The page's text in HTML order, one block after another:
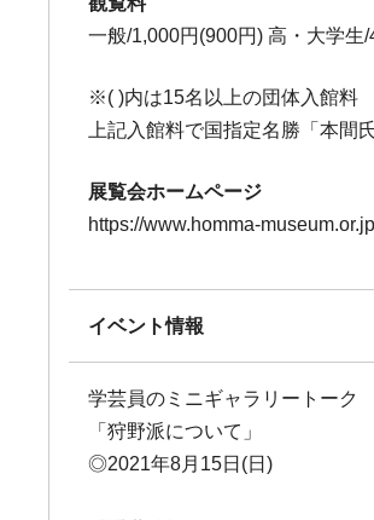
一般/1,000円(900円) 高・大学生
※( )内は15名以上の団体入館料
上記入館料で国指定名勝「本間
展覧会ホームページ
https://www.homma-
イベント情報
学芸員のミニギャラリートーク
「狩野派について」
◎2021年8月15日(日)